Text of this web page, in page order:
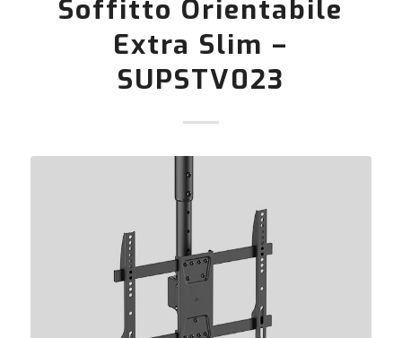
Soffitto Orientabile
Extra Slim –
SUPSTV023